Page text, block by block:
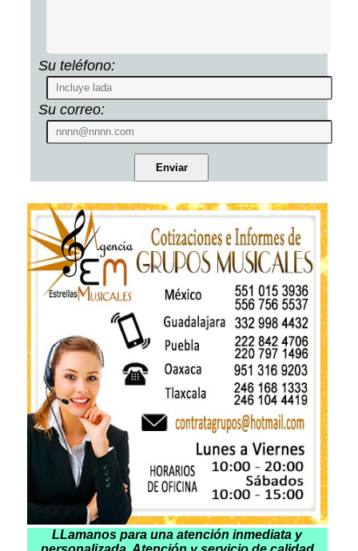
Su teléfono:
Su correo:
LLamanos para una atención inmediata y